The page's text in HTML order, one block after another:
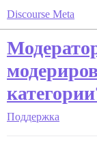
Discourse Meta
Поддержка